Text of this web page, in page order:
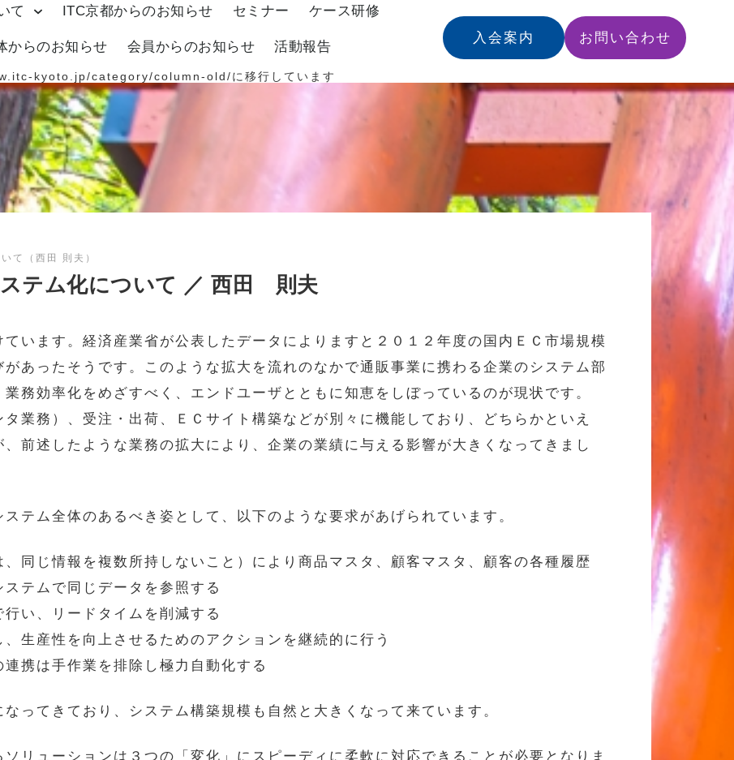
て ITC京都からのお知らせ セミナー ケース研修
からのお知らせ 会員からのお知らせ 活動報告
kyoto.jp/category/column-old/に移行しています
入会案内 お問い合わせ
て（西田 則夫）
テム化について ／ 西田 則夫
います。経済産業省が公表したデータによりますと２０１２年度の国内ＥＣ市場規模
あったそうです。このような拡大を流れのなかで通販事業に携わる企業のシステム部
務効率化をめざすべく、エンドユーザとともに知恵をしぼっているのが現状です。
業務）、受注・出荷、ＥＣサイト構築などが別々に機能しており、どちらかといえ
前述したような業務の拡大により、企業の業績に与える影響が大きくなってきまし
テム全体のあるべき姿として、以下のような要求があげられています。
、同じ情報を複数所持しないこと）により商品マスタ、顧客マスタ、顧客の各種履歴
テムで同じデータを参照する
い、リードタイムを削減する
生産性を向上させるためのアクションを継続的に行う
携は手作業を排除し極力自動化する
ってきており、システム構築規模も自然と大きくなって来ています。
リューションは３つの「変化」にスピーディに柔軟に対応できることが必要となりま